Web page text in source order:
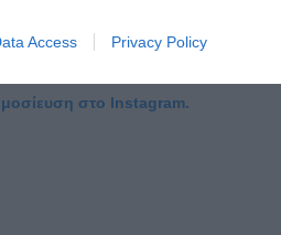
Access Privacy Policy
στο Instagram.